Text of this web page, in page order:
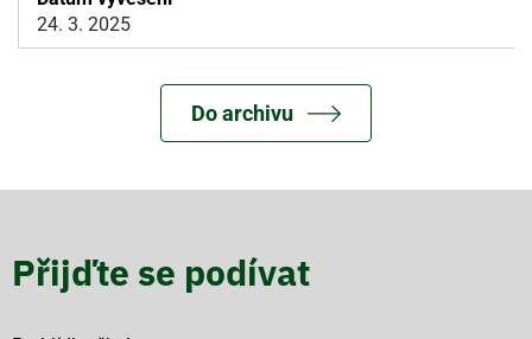
24. 3. 2025
Do archivu
Přijďte se podívat